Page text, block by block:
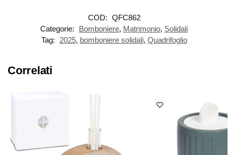
COD: QFC862
Categorie:
Bomboniere, Matrimonio, Solidali
Tag:
2025, bomboniere solidali, Quadrifoglio
Correlati